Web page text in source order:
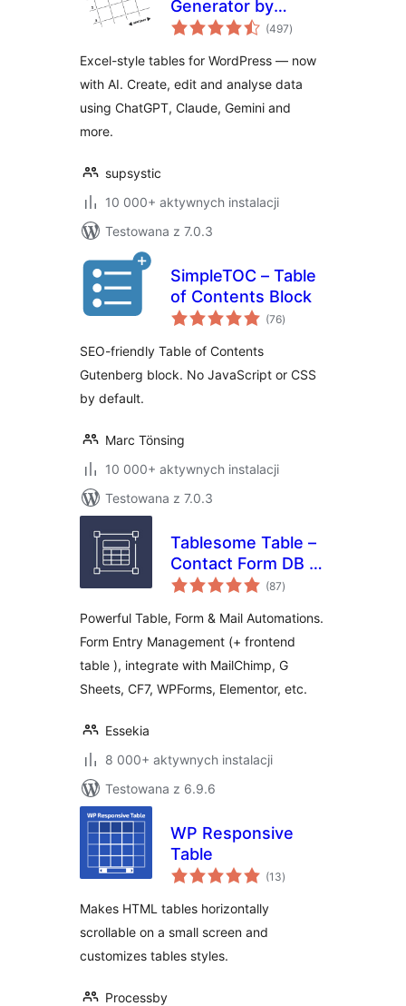
Generator by
Supsystic
(497wszystkich
ocen
)
Excel-style tables for WordPress — now
with AI. Create, edit and analyse data
using ChatGPT, Claude, Gemini and
more.
supsystic
10 000+ aktywnych instalacji
Testowana z 7.0.3
SimpleTOC – Table
of Contents Block
(76wszystkich
ocen
)
SEO-friendly Table of Contents
Gutenberg block. No JavaScript or CSS
by default.
Marc Tönsing
10 000+ aktywnych instalacji
Testowana z 7.0.3
Tablesome Table –
Contact Form DB –
WPForms, CF7,
Fluent
(87wszystkich
ocen
)
Powerful Table, Form & Mail Automations.
Form Entry Management (+ frontend
table ), integrate with MailChimp, G
Sheets, CF7, WPForms, Elementor, etc.
Essekia
8 000+ aktywnych instalacji
Testowana z 6.9.6
WP Responsive
Table
(13wszystkich
ocen
)
Makes HTML tables horizontally
scrollable on a small screen and
customizes tables styles.
Processby